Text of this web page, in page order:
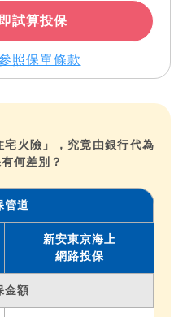
試算投保
照保單條款
火險」，究竟由銀行代為
何差別？
管道
新安東京海上
網路投保
金額